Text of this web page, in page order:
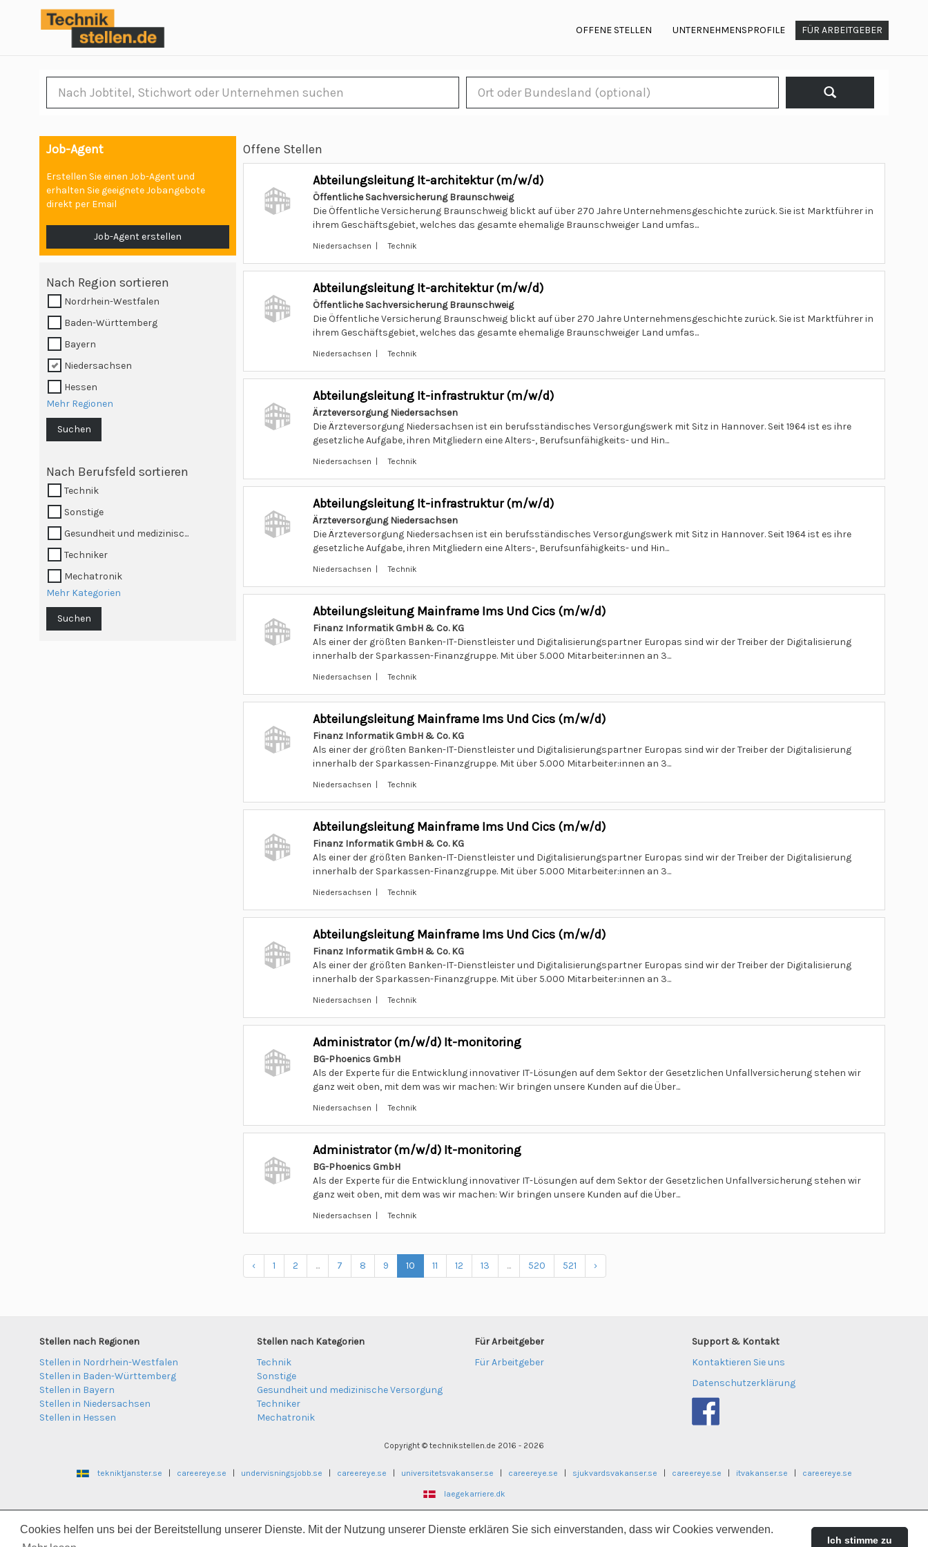
Cookies helfen uns bei der Bereitstellung unserer Dienste. Mit der Nutzung unserer Dienste erklären Sie sich einverstanden, dass wir Cookies verwenden.
Ich stimme zu
OFFENE STELLEN UNTERNEHMENSPROFILE FÜR ARBEITGEBER
Job-Agent
Erstellen Sie einen Job-Agent und
erhalten Sie geeignete Jobangebote
direkt per Email
Job-Agent erstellen
Nach Region sortieren
Nordrhein-Westfalen
Baden-Württemberg
Bayern
Niedersachsen
Hessen
Mehr Regionen
Suchen
Nach Berufsfeld sortieren
Technik
Sonstige
Gesundheit und medizinisc...
Techniker
Mechatronik
Mehr Kategorien
Suchen
Offene Stellen
Abteilungsleitung It-architektur (m/w/d)
Öffentliche Sachversicherung Braunschweig
Die Öffentliche Versicherung Braunschweig blickt auf über 270 Jahre Unternehmensgeschichte zurück. Sie ist Marktführer in
ihrem Geschäftsgebiet, welches das gesamte ehemalige Braunschweiger Land umfas...
Niedersachsen | Technik
Abteilungsleitung It-architektur (m/w/d)
Öffentliche Sachversicherung Braunschweig
Die Öffentliche Versicherung Braunschweig blickt auf über 270 Jahre Unternehmensgeschichte zurück. Sie ist Marktführer in
ihrem Geschäftsgebiet, welches das gesamte ehemalige Braunschweiger Land umfas...
Niedersachsen | Technik
Abteilungsleitung It-infrastruktur (m/w/d)
Ärzteversorgung Niedersachsen
Die Ärzteversorgung Niedersachsen ist ein berufsständisches Versorgungswerk mit Sitz in Hannover. Seit 1964 ist es ihre
gesetzliche Aufgabe, ihren Mitgliedern eine Alters-, Berufsunfähigkeits- und Hin...
Niedersachsen | Technik
Abteilungsleitung It-infrastruktur (m/w/d)
Ärzteversorgung Niedersachsen
Die Ärzteversorgung Niedersachsen ist ein berufsständisches Versorgungswerk mit Sitz in Hannover. Seit 1964 ist es ihre
gesetzliche Aufgabe, ihren Mitgliedern eine Alters-, Berufsunfähigkeits- und Hin...
Niedersachsen | Technik
Abteilungsleitung Mainframe Ims Und Cics (m/w/d)
Finanz Informatik GmbH & Co. KG
Als einer der größten Banken-IT-Dienstleister und Digitalisierungspartner Europas sind wir der Treiber der Digitalisierung
innerhalb der Sparkassen-Finanzgruppe. Mit über 5.000 Mitarbeiter:innen an 3...
Niedersachsen | Technik
Abteilungsleitung Mainframe Ims Und Cics (m/w/d)
Finanz Informatik GmbH & Co. KG
Als einer der größten Banken-IT-Dienstleister und Digitalisierungspartner Europas sind wir der Treiber der Digitalisierung
innerhalb der Sparkassen-Finanzgruppe. Mit über 5.000 Mitarbeiter:innen an 3...
Niedersachsen | Technik
Abteilungsleitung Mainframe Ims Und Cics (m/w/d)
Finanz Informatik GmbH & Co. KG
Als einer der größten Banken-IT-Dienstleister und Digitalisierungspartner Europas sind wir der Treiber der Digitalisierung
innerhalb der Sparkassen-Finanzgruppe. Mit über 5.000 Mitarbeiter:innen an 3...
Niedersachsen | Technik
Abteilungsleitung Mainframe Ims Und Cics (m/w/d)
Finanz Informatik GmbH & Co. KG
Als einer der größten Banken-IT-Dienstleister und Digitalisierungspartner Europas sind wir der Treiber der Digitalisierung
innerhalb der Sparkassen-Finanzgruppe. Mit über 5.000 Mitarbeiter:innen an 3...
Niedersachsen | Technik
Administrator (m/w/d) It-monitoring
BG-Phoenics GmbH
Als der Experte für die Entwicklung innovativer IT-Lösungen auf dem Sektor der Gesetzlichen Unfallversicherung stehen wir
ganz weit oben, mit dem was wir machen: Wir bringen unsere Kunden auf die Über...
Niedersachsen | Technik
Administrator (m/w/d) It-monitoring
BG-Phoenics GmbH
Als der Experte für die Entwicklung innovativer IT-Lösungen auf dem Sektor der Gesetzlichen Unfallversicherung stehen wir
ganz weit oben, mit dem was wir machen: Wir bringen unsere Kunden auf die Über...
Niedersachsen | Technik
‹ 1 2 ... 7 8 9 10 11 12 13 ... 520 521 ›
Stellen nach Regionen
Stellen in Nordrhein-Westfalen
Stellen in Baden-Württemberg
Stellen in Bayern
Stellen in Niedersachsen
Stellen in Hessen
Stellen nach Kategorien
Technik
Sonstige
Gesundheit und medizinische Versorgung
Techniker
Mechatronik
Für Arbeitgeber
Für Arbeitgeber
Support & Kontakt
Kontaktieren Sie uns
Datenschutzerklärung
Copyright © technikstellen.de 2016 - 2026
tekniktjanster.se careereye.se undervisningsjobb.se careereye.se universitetsvakanser.se careereye.se sjukvardsvakanser.se careereye.se itvakanser.se careereye.se
laegekarriere.dk
technikstellen.de|klinikumjobs.de